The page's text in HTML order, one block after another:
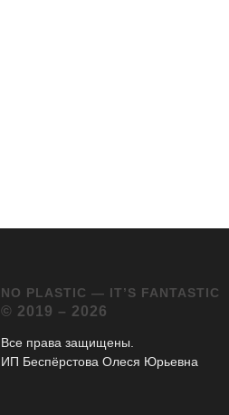
NO PLASTIC — IT’S FANTASTIC
© 2019 – 2026
Все права защищены.
ИП Беспёрстова Олеся Юрьевна